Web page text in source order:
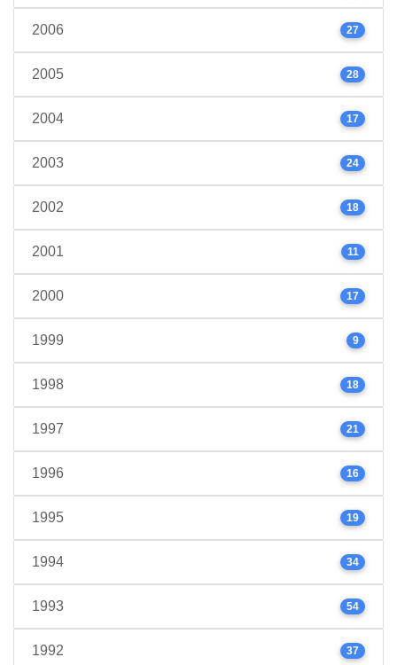
2006 27
2005 28
2004 17
2003 24
2002 18
2001 11
2000 17
1999 9
1998 18
1997 21
1996 16
1995 19
1994 34
1993 54
1992 37